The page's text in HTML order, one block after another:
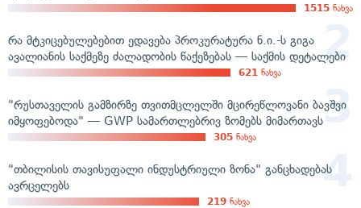
1515 ნახვა
რა მტკიცებულებებით ედავება პროკურატურა ნ.ი.-ს გიგა
ავალიანის საქმეზე ძალადობის წაქეზებას — საქმის დეტალები
621 ნახვა
"რუსთაველის გამზირზე თვითმცლელში მცირეწლოვანი ბავშვი
იმყოფებოდა" — GWP სამართლებრივ ზომებს მიმართავს
305 ნახვა
"თბილისის თავისუფალი ინდუსტრიული ზონა" განცხადებას
ავრცელებს
219 ნახვა